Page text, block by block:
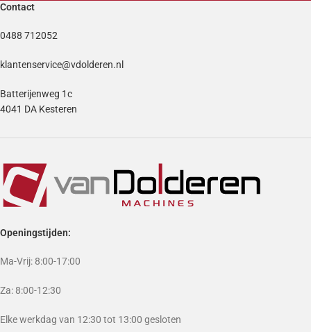
Contact
0488 712052
klantenservice@vdolderen.nl
Batterijenweg 1c
4041 DA Kesteren
Openingstijden:
Ma-Vrij: 8:00-17:00
Za: 8:00-12:30
Elke werkdag van 12:30 tot 13:00 gesloten